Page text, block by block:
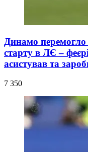
Динамо перемогло
старту в ЛЄ –
асистував та
7 350